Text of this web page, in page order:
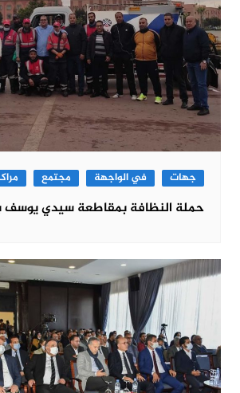
جهات في الواجهة مجتمع
حملة النظافة بمقاطعة سيدي